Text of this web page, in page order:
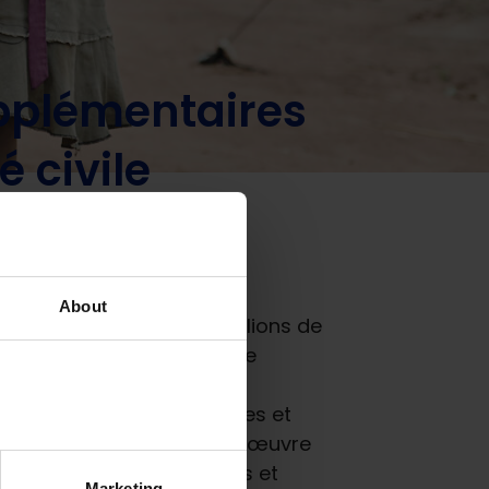
About
civile
de 17,3 millions de
dans leur travail de
ans supplémentaires et
de poursuivre cette œuvre
de subventions et